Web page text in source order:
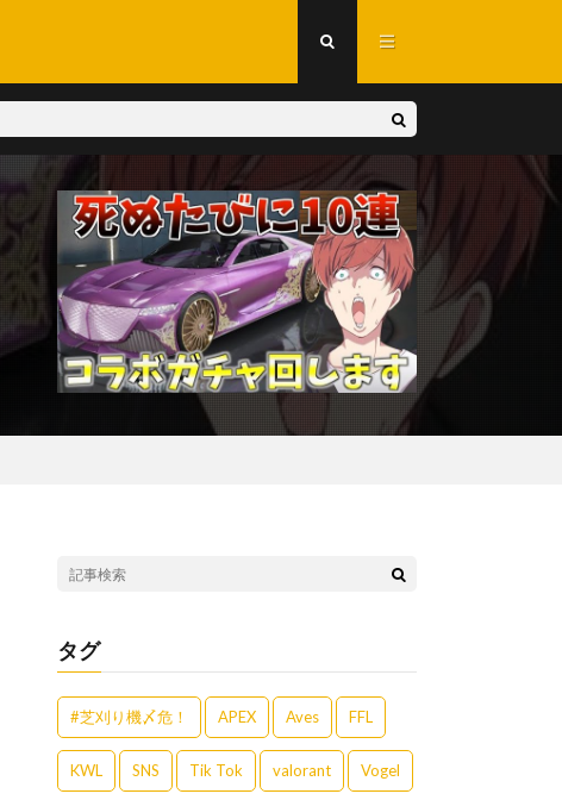
タグ
#芝刈り機〆危！ APEX Aves FFL
KWL SNS Tik Tok valorant Vogel